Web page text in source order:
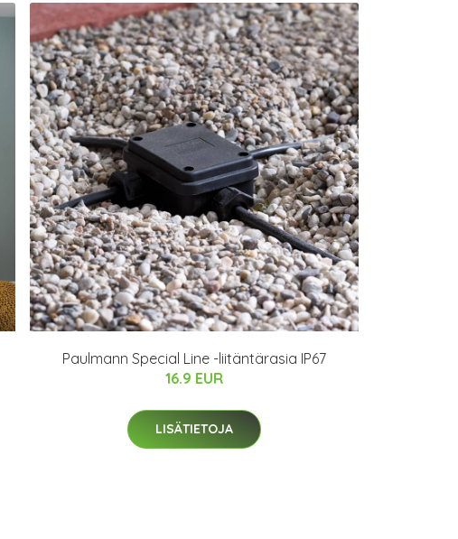
Paulmann Special Line -liitäntärasia IP67
16.9 EUR
LISÄTIETOJA